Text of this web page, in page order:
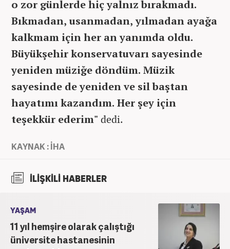
o zor günlerde hiç yalnız bırakmadı.
Bıkmadan, usanmadan, yılmadan ayağa
kalkmam için her an yanımda oldu.
Büyükşehir konservatuvarı sayesinde
yeniden müziğe döndüm. Müzik
sayesinde de yeniden ve sil baştan
hayatımı kazandım. Her şey için
teşekkür ederim" dedi.
KAYNAK : İHA
İLİŞKİLİ HABERLER
YAŞAM
11 yıl hemşire olarak çalıştığı
üniversite hastanesinin